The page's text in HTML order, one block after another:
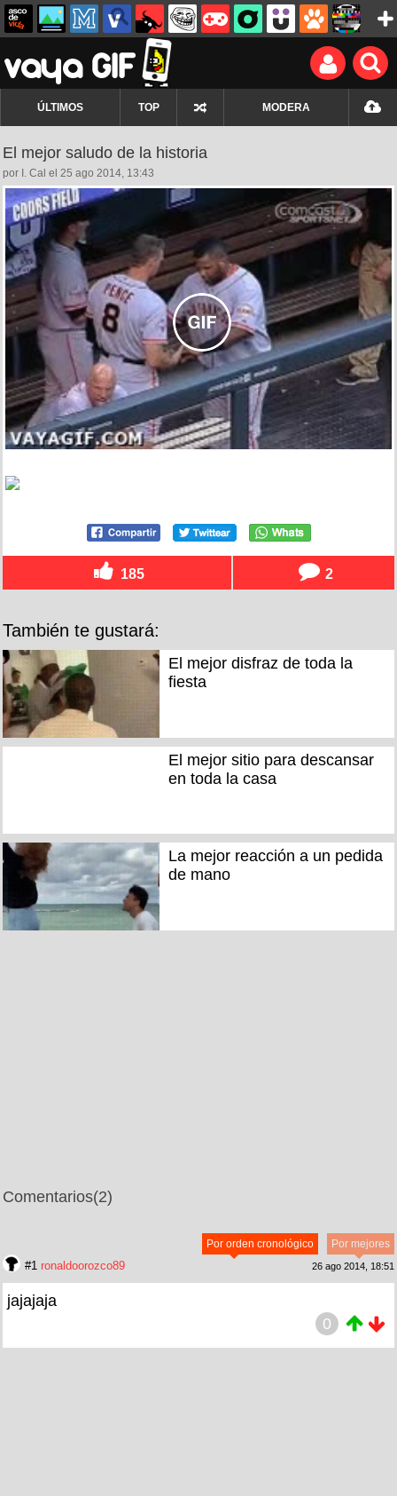
ÚLTIMOS TOP MODERA
El mejor saludo de la historia
por I. Cal el 25 ago 2014, 13:43
185 2
También te gustará:
El mejor disfraz de toda la
fiesta
El mejor sitio para descansar
en toda la casa
La mejor reacción a un pedida
de mano
Comentarios(2)
Por mejores
Por orden cronológico
#1 ronaldoorozco89 26 ago 2014, 18:51
jajajaja
0